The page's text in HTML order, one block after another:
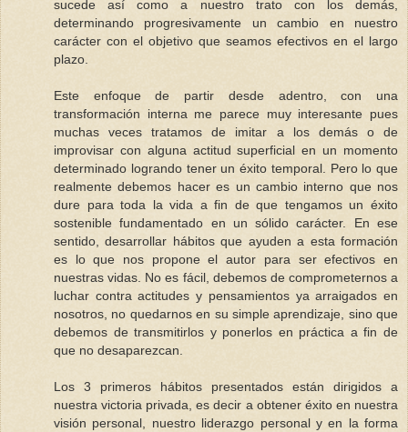
sucede así como a nuestro trato con los demás,
determinando progresivamente un cambio en nuestro
carácter con el objetivo que seamos efectivos en el largo
plazo.
Este enfoque de partir desde adentro, con una
transformación interna me parece muy interesante pues
muchas veces tratamos de imitar a los demás o de
improvisar con alguna actitud superficial en un momento
determinado logrando tener un éxito temporal. Pero lo que
realmente debemos hacer es un cambio interno que nos
dure para toda la vida a fin de que tengamos un éxito
sostenible fundamentado en un sólido carácter. En ese
sentido, desarrollar hábitos que ayuden a esta formación
es lo que nos propone el autor para ser efectivos en
nuestras vidas. No es fácil, debemos de comprometernos a
luchar contra actitudes y pensamientos ya arraigados en
nosotros, no quedarnos en su simple aprendizaje, sino que
debemos de transmitirlos y ponerlos en práctica a fin de
que no desaparezcan.
Los 3 primeros hábitos presentados están dirigidos a
nuestra victoria privada, es decir a obtener éxito en nuestra
visión personal, nuestro liderazgo personal y en la forma